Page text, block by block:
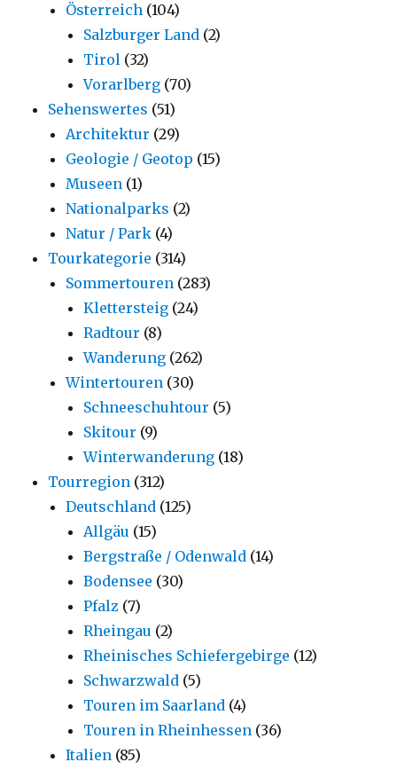
Österreich (104)
Salzburger Land (2)
Tirol (32)
Vorarlberg (70)
Sehenswertes (51)
Architektur (29)
Geologie / Geotop (15)
Museen (1)
Nationalparks (2)
Natur / Park (4)
Tourkategorie (314)
Sommertouren (283)
Klettersteig (24)
Radtour (8)
Wanderung (262)
Wintertouren (30)
Schneeschuhtour (5)
Skitour (9)
Winterwanderung (18)
Tourregion (312)
Deutschland (125)
Allgäu (15)
Bergstraße / Odenwald (14)
Bodensee (30)
Pfalz (7)
Rheingau (2)
Rheinisches Schiefergebirge (12)
Schwarzwald (5)
Touren im Saarland (4)
Touren in Rheinhessen (36)
Italien (85)